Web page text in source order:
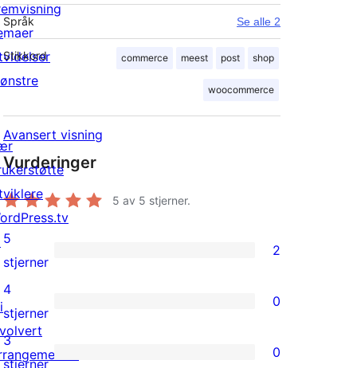
Språk Se alle 2
Stikkord commerce meest post shop
woocommerce
Avansert visning
Vurderinger
5 av 5 stjerner.
2
5-
star
reviews
5
stjerner
2
0
4-
star
4
stjerner
0
0
3
stjerner
0